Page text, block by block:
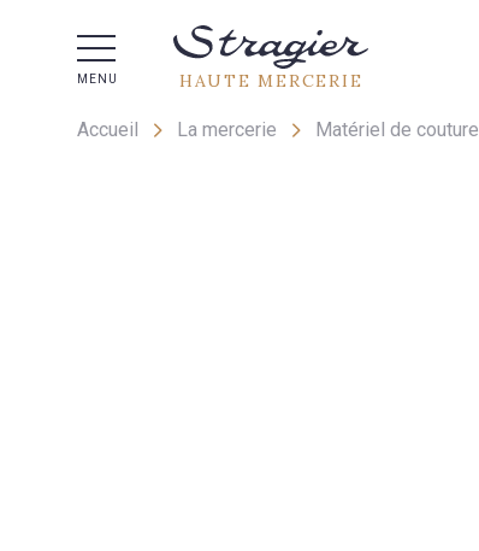
MENU HAUTE MERCERIE
Accueil La mercerie Matériel de couture